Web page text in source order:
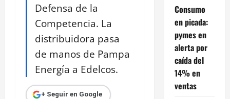
Defensa de la
Competencia. La
distribuidora pasa
de manos de Pampa
Energía a Edelcos.
+ Seguir en Google
Consumo
en picada:
pymes en
alerta por
caída del
14% en
ventas